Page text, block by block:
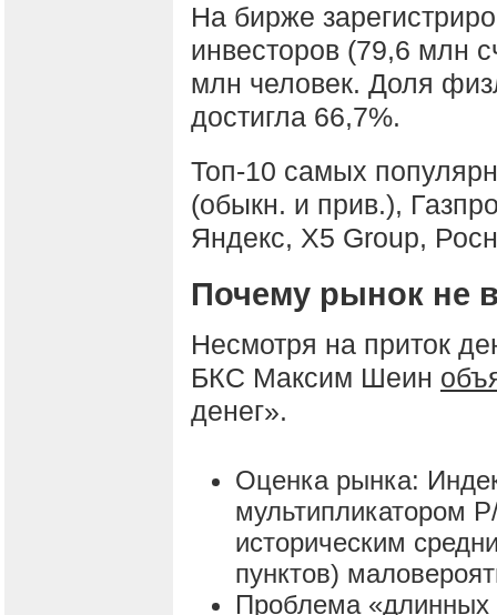
На бирже
инвесторов (79,6 млн
млн человек. Доля
достигла 66,7%.
Топ-10 самых
(обыкн. и прив.),
Яндекс, X5 Group,
Почему рынок не
Несмотря на приток
БКС Максим Шеин
денег».
Оценка рынка:
мультипликатором
историческим
пунктов)
Проблема «длинных